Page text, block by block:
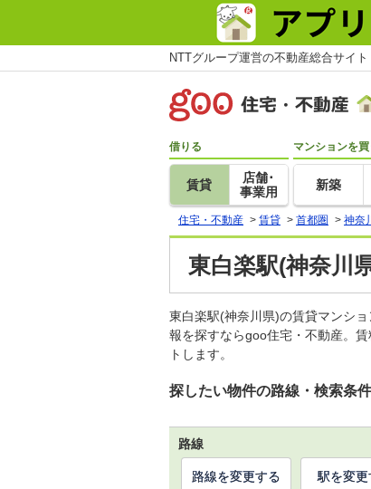
NTTグループ運営の不動産総合サイ
借りる
賃貸
店舗･
事業用
マンションを買
新築
住宅・不動産 > 賃貸 > 首都圏 > 神奈
東白楽駅(神奈川
東白楽駅(神奈川県)の賃貸マンシ
報を探すならgoo住宅・不動産。
トします。
探したい物件の路線・検索条
路線
路線を変更する 駅を変更